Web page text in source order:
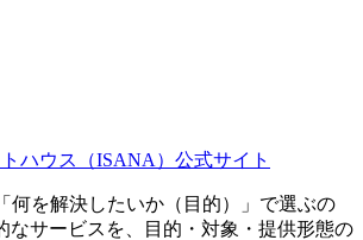
ハウス（ISANA）公式サイト
何を解決したいか（目的）」で選ぶの
なサービスを、目的・対象・提供形態の